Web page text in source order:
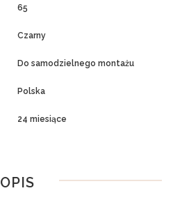
65
Czarny
Do samodzielnego montażu
Polska
24 miesiące
OPIS